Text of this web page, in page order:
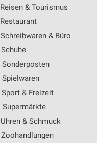
Reisen & Tourismus
Restaurant
Schreibwaren & Büro
Schuhe
Sonderposten
Spielwaren
Sport & Freizeit
Supermärkte
Uhren & Schmuck
Zoohandlungen